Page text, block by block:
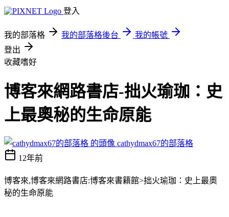
登入
我的部落格 我的部落格後台
我的帳號
登出
收藏嗜好
博客來網路書店-拙火瑜珈：史
上最奧秘的生命原能
cathydmax67的部落格
12年前
博客來,博客來網路書店:博客來書籍館>拙火瑜珈：史上最奧
秘的生命原能